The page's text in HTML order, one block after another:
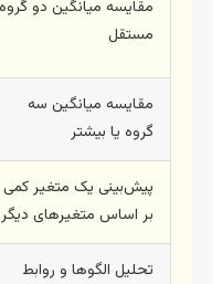
مقایسه میانگین دو گروه
مستقل
مقایسه میانگین سه
گروه یا بیشتر
پیش‌بینی یک متغیر کمی
بر اساس متغیرهای دیگر
تحلیل الگوها و روابط